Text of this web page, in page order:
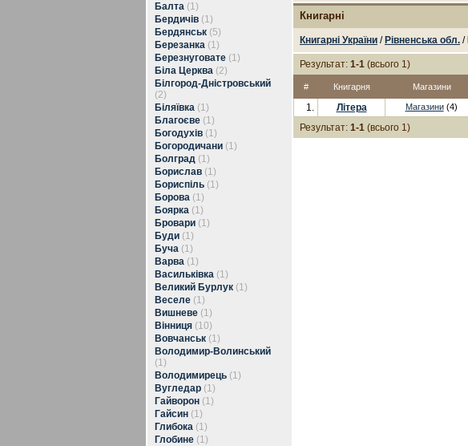
Балта (1)
Бердичів (1)
Бердянськ (5)
Березанка (1)
Березнуговате (1)
Біла Церква (2)
Білгород-Дністровський
(2)
Біляївка (1)
Благоєве (1)
Богодухів (1)
Богородичани (1)
Болград (1)
Борислав (1)
Бориспіль (1)
Борова (1)
Боярка (1)
Бровари (1)
Буди (1)
Буча (1)
Варва (1)
Васильківка (1)
Великий Бурлук (1)
Веселе (1)
Вишневе (1)
Вінниця (10)
Вовчанськ (1)
Володимир-Волинський
(1)
Володимирець (1)
Вугледар (1)
Гайворон (1)
Гайсин (1)
Глибока (1)
Глобине (1)
Книгарні
Книгарні України / Рівненська обл. /
Результат: 1-1 (всього 1)
# Книгарня Магазини
1. Літера Магазини(4)
Результат: 1-1 (всього 1)